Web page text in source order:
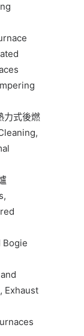
力式後燃
Bogie
Exhaust